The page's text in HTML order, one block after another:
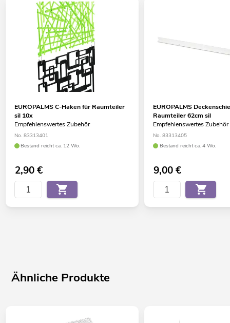
EUROPALMS C-Haken für Raumteiler
sil 10x
Empfehlenswertes Zubehör
No. 83313401
Bestand reicht ca. 12 Wo.
2,90€
EUROPALMS
Raumteiler 62cm sil
Empfehlenswertes Zubehör
No. 83313405
Bestand reicht ca. 4 Wo.
9,00€
Ähnliche Produkte